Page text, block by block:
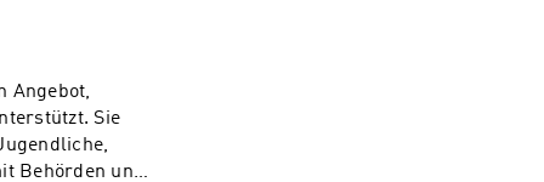
mit
Eltern vom
das
wird.
der
Angebot,
Sie
Behörden und